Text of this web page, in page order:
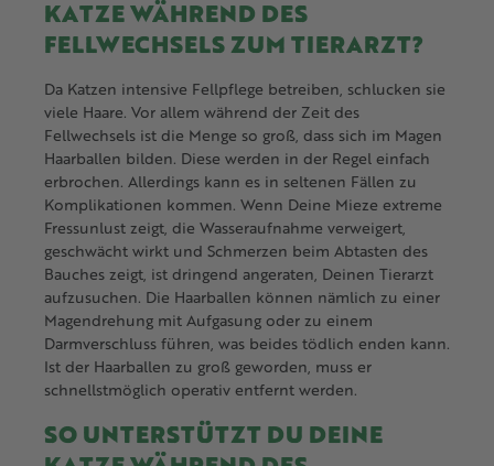
KATZE WÄHREND DES
FELLWECHSELS ZUM TIERARZT?
Da Katzen intensive Fellpflege betreiben, schlucken sie
viele Haare. Vor allem während der Zeit des
Fellwechsels ist die Menge so groß, dass sich im Magen
Haarballen bilden. Diese werden in der Regel einfach
erbrochen. Allerdings kann es in seltenen Fällen zu
Komplikationen kommen. Wenn Deine Mieze extreme
Fressunlust zeigt, die Wasseraufnahme verweigert,
geschwächt wirkt und Schmerzen beim Abtasten des
Bauches zeigt, ist dringend angeraten, Deinen Tierarzt
aufzusuchen. Die Haarballen können nämlich zu einer
Magendrehung mit Aufgasung oder zu einem
Darmverschluss führen, was beides tödlich enden kann.
Ist der Haarballen zu groß geworden, muss er
schnellstmöglich operativ entfernt werden.
SO UNTERSTÜTZT DU DEINE